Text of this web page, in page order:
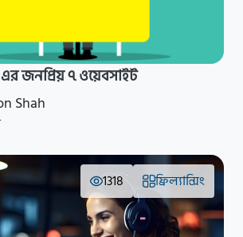
জনপ্রিয় ৭ ওয়েবসাইট
Shah
1318 ফ্রিল্যান্সিং